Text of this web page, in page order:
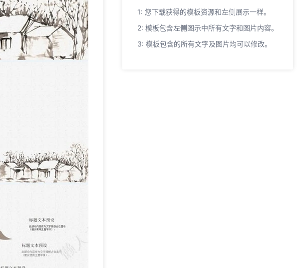
1: 您下载获得的模板资源和左侧展示一样。
2: 模板包含左侧图示中所有文字和图片内容。
3: 模板包含的所有文字及图片均可以修改。